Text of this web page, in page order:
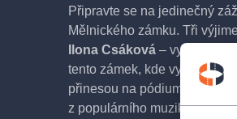
Připravte se na jedinečný
Mělnického zámku. Tři
Ilona Csáková – vyrážejí v
tento zámek, kde vystoupí v
přinesou na pódium nejen
z populárního muzikálu